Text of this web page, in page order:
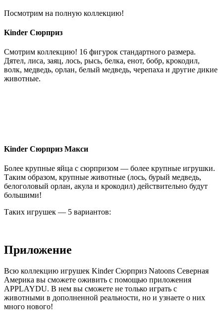
Посмотрим на полную коллекцию!
Kinder Сюрприз
Смотрим коллекцию! 16 фигурок стандартного размера.
Дятел, лиса, заяц, лось, рысь, белка, енот, бобр, крокодил,
волк, медведь, орлан, белый медведь, черепаха и другие дикие
животные.
Kinder Сюрприз Макси
Более крупные яйца с сюрпризом — более крупные игрушки.
Таким образом, крупные животные (лось, бурый медведь,
белоголовый орлан, акула и крокодил) действительно будут
большими!
Таких игрушек — 5 вариантов:
Приложение
Всю коллекцию игрушек Kinder Сюрприз Natoons Северная
Америка вы сможете оживить с помощью приложения
APPLAYDU. В нем вы сможете не только играть с
животными в дополненной реальности, но и узнаете о них
много нового!